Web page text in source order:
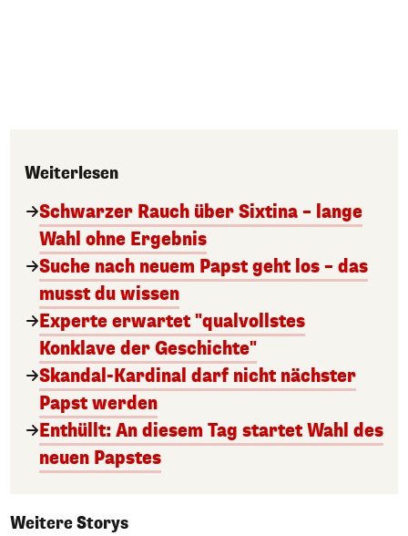
Weiterlesen
Schwarzer Rauch über Sixtina – lange
Wahl ohne Ergebnis
Suche nach neuem Papst geht los – das
musst du wissen
Experte erwartet "qualvollstes
Konklave der Geschichte"
Skandal-Kardinal darf nicht nächster
Papst werden
Enthüllt: An diesem Tag startet Wahl des
neuen Papstes
Weitere Storys